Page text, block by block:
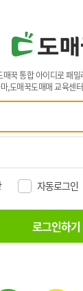
매꾹 통합 아이디로 패
,도매꾹도매매 교육센
자동로그인